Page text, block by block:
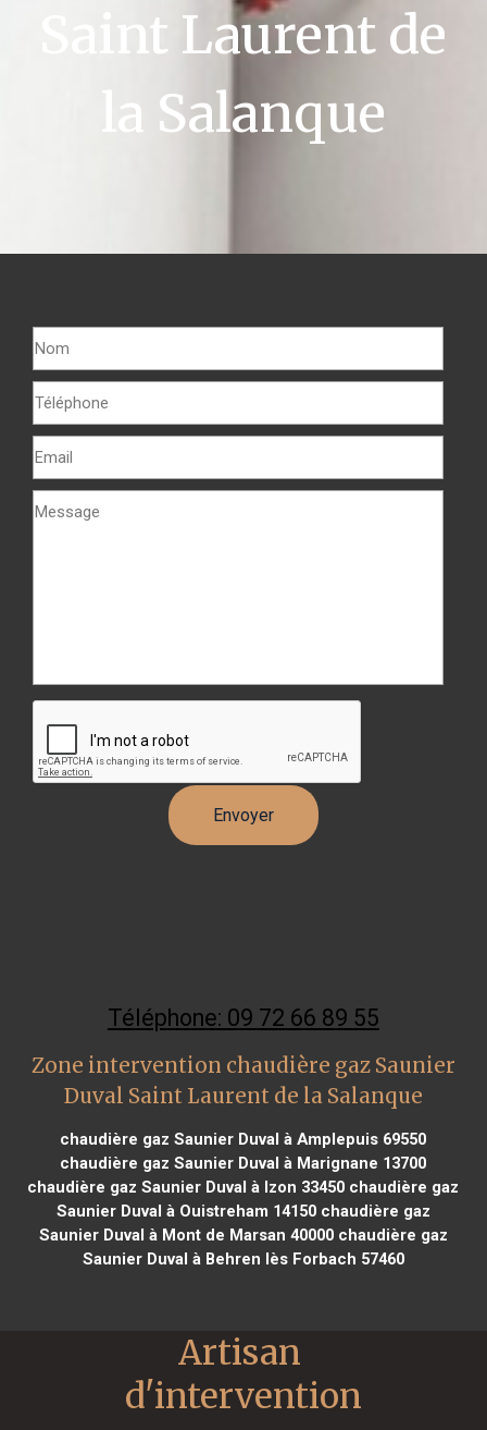
Saint Laurent de
la Salanque
Téléphone: 09 72 66 89 55
Zone intervention chaudière gaz Saunier
Duval Saint Laurent de la Salanque
chaudière gaz Saunier Duval à Amplepuis 69550
chaudière gaz Saunier Duval à Marignane 13700
chaudière gaz Saunier Duval à Izon 33450 chaudière gaz
Saunier Duval à Ouistreham 14150chaudière gaz
Saunier Duval à Mont de Marsan 40000chaudière gaz
Saunier Duval à Behren lès Forbach 57460
Artisan
d'intervention